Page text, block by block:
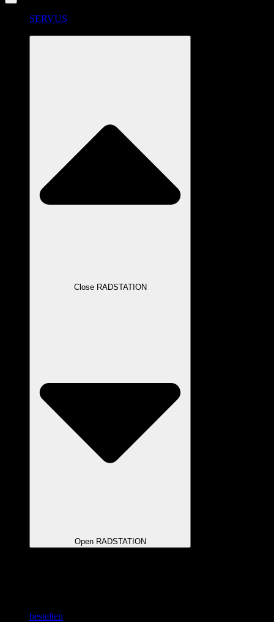
SERVUS
Close RADSTATION
Open RADSTATION
bestellen